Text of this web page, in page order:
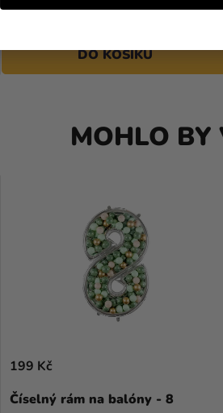
2 Kč
DO KOŠÍKU
MOHLO BY
Číselný rám na balóny - 8
199 Kč